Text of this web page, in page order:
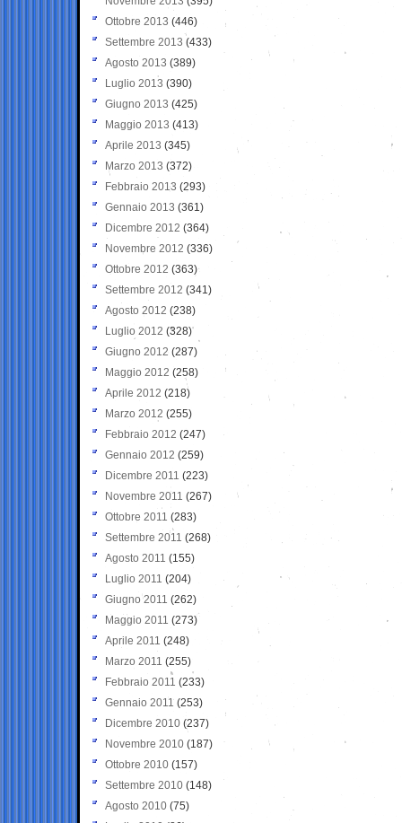
Ottobre 2013 (446)
Settembre 2013 (433)
Agosto 2013 (389)
Luglio 2013 (390)
Giugno 2013 (425)
Maggio 2013 (413)
Aprile 2013 (345)
Marzo 2013 (372)
Febbraio 2013 (293)
Gennaio 2013 (361)
Dicembre 2012 (364)
Novembre 2012 (336)
Ottobre 2012 (363)
Settembre 2012 (341)
Agosto 2012 (238)
Luglio 2012 (328)
Giugno 2012 (287)
Maggio 2012 (258)
Aprile 2012 (218)
Marzo 2012 (255)
Febbraio 2012 (247)
Gennaio 2012 (259)
Dicembre 2011 (223)
Novembre 2011 (267)
Ottobre 2011 (283)
Settembre 2011 (268)
Agosto 2011 (155)
Luglio 2011 (204)
Giugno 2011 (262)
Maggio 2011 (273)
Aprile 2011 (248)
Marzo 2011 (255)
Febbraio 2011 (233)
Gennaio 2011 (253)
Dicembre 2010 (237)
Novembre 2010 (187)
Ottobre 2010 (157)
Settembre 2010 (148)
Agosto 2010 (75)